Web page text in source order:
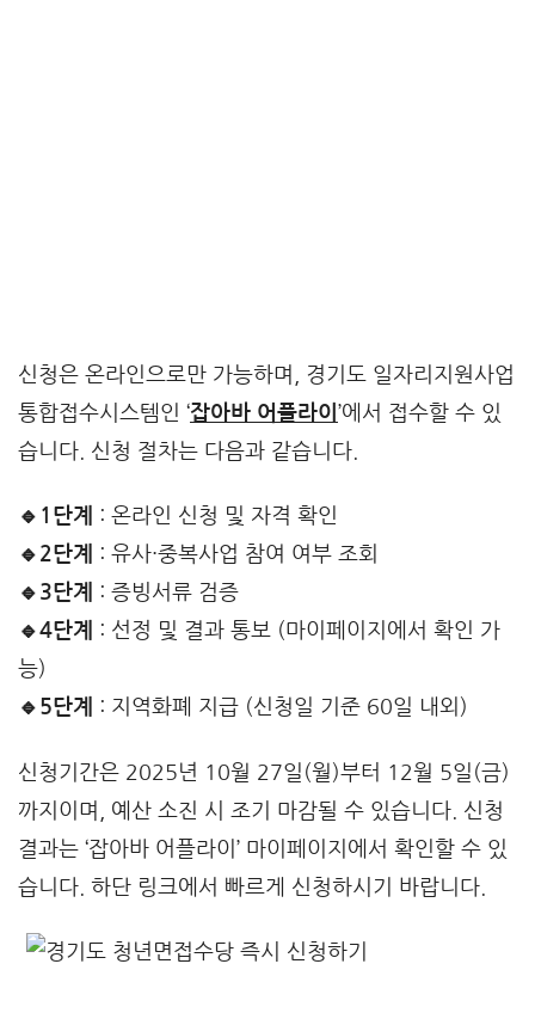
신청은 온라인으로만 가능하며, 경기도 일자리지원사업
통합접수시스템인 ‘잡아바 어플라이 ’에서 접수할 수 있
습니다. 신청 절차는 다음과 같습니다.
🔹1단계
: 온라인 신청 및 자격 확인
🔹2단계
: 유사·중복사업 참여 여부 조회
🔹3단계
: 증빙서류 검증
🔹4단계
: 선정 및 결과 통보 (마이페이지에서 확인 가
능)
🔹5단계
: 지역화폐 지급 (신청일 기준 60일 내외)
신청기간은 2025년 10월 27일(월)부터 12월 5일(금)
까지이며, 예산 소진 시 조기 마감될 수 있습니다. 신청
결과는 ‘잡아바 어플라이’ 마이페이지에서 확인할 수 있
습니다. 하단 링크에서 빠르게 신청하시기 바랍니다.